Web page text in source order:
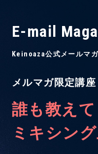
E-mail
Keinoaza公式メールマ
メルマガ限定講座
誰も教え
ミキシン